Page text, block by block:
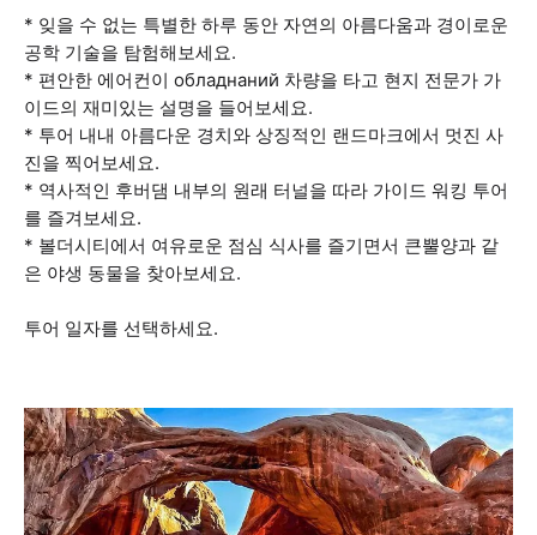
* 잊을 수 없는 특별한 하루 동안 자연의 아름다움과 경이로운
공학 기술을 탐험해보세요.
* 편안한 에어컨이 обладнаний 차량을 타고 현지 전문가 가
이드의 재미있는 설명을 들어보세요.
* 투어 내내 아름다운 경치와 상징적인 랜드마크에서 멋진 사
진을 찍어보세요.
* 역사적인 후버댐 내부의 원래 터널을 따라 가이드 워킹 투어
를 즐겨보세요.
* 볼더시티에서 여유로운 점심 식사를 즐기면서 큰뿔양과 같
은 야생 동물을 찾아보세요.
투어 일자를 선택하세요.